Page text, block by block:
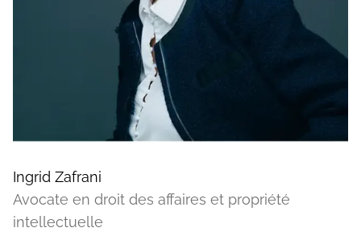
Ingrid Zafrani
Avocate en droit des affaires et propriété
intellectuelle